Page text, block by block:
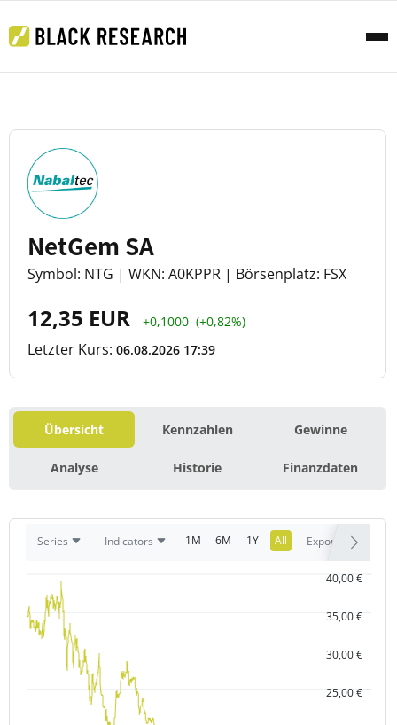
NetGem SA
Symbol: NTG | WKN: A0KPPR | Börsenplatz: FSX
12,35 EUR +0,1000 (+0,82%)
Letzter Kurs: 06.08.2026 17:39
Übersicht Kennzahlen Gewinne
Analyse Historie Finanzdaten
Series Indicators 1M 6M 1Y All Export
25,00 €
30,00 €
35,00 €
40,00 €